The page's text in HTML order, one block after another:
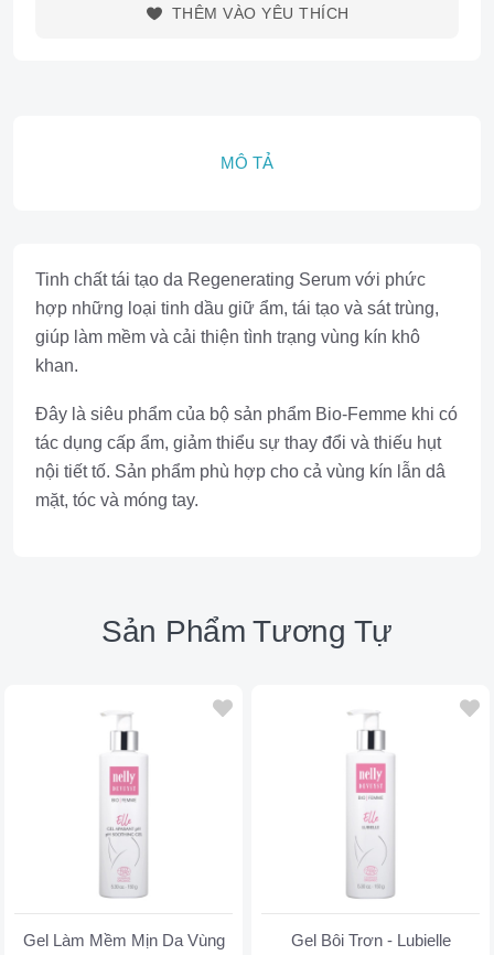
THÊM VÀO YÊU THÍCH
MÔ TẢ
Tinh chất tái tạo da Regenerating Serum với phức
hợp những loại tinh dầu giữ ẩm, tái tạo và sát trùng,
giúp làm mềm và cải thiện tình trạng vùng kín khô
khan.
Đây là siêu phẩm của bộ sản phẩm Bio-Femme khi có
tác dụng cấp ẩm, giảm thiểu sự thay đổi và thiếu hụt
nội tiết tố. Sản phẩm phù hợp cho cả vùng kín lẫn dâ
mặt, tóc và móng tay.
Sản Phẩm Tương Tự
Gel Làm Mềm Mịn Da Vùng Gel Bôi Trơn - Lubielle